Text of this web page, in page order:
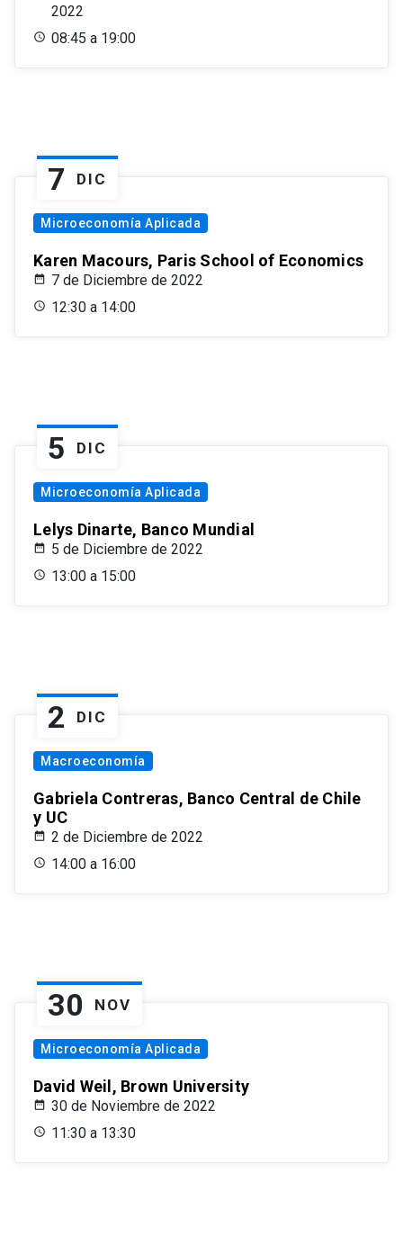
2022
08:45 a 19:00
7 DIC
Microeconomía Aplicada
Karen Macours, Paris School of Economics
7 de Diciembre de 2022
12:30 a 14:00
5 DIC
Microeconomía Aplicada
Lelys Dinarte, Banco Mundial
5 de Diciembre de 2022
13:00 a 15:00
2 DIC
Macroeconomía
Gabriela Contreras, Banco Central de Chile
y UC
2 de Diciembre de 2022
14:00 a 16:00
30 NOV
Microeconomía Aplicada
David Weil, Brown University
30 de Noviembre de 2022
11:30 a 13:30